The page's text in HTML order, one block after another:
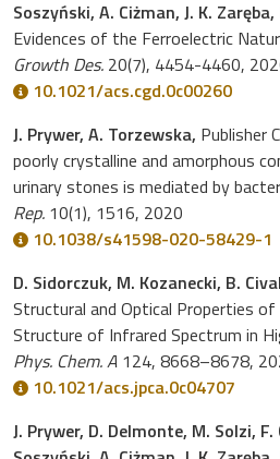
Soszyński, A. Ciżman, J. K. Zaręba,
Evidences of the Ferroelectric
Growth Des. 20(7), 4454-4460,
10.1021/acs.cgd.0c00260
J. Prywer, A. Torzewska, Publisher
poorly crystalline and amorphous
urinary stones is mediated by
Rep. 10(1), 1516, 2020
10.1038/s41598-020-58429-1
D. Sidorczuk, M. Kozanecki, B.
Structural and Optical Properties
Structure of Infrared Spectrum in
Phys. Chem. A 124, 8668–8678,
10.1021/acs.jpca.0c04707
J. Prywer, D. Delmonte, M. Solzi,